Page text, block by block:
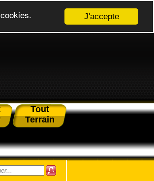
Tout
Terrain
J'accepte